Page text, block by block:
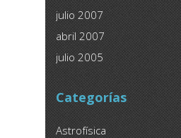
julio 2007
abril 2007
julio 2005
Categorías
Astrofísica